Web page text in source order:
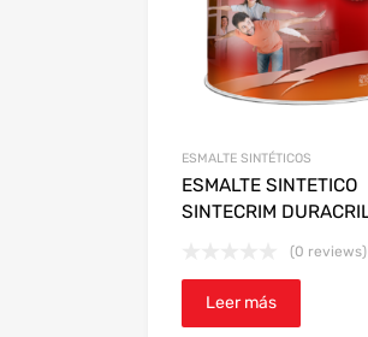
ESMALTE SINTÉTICOS
ESMALTE SINTETICO
SINTECRIM
(0 reviews)
Leer más